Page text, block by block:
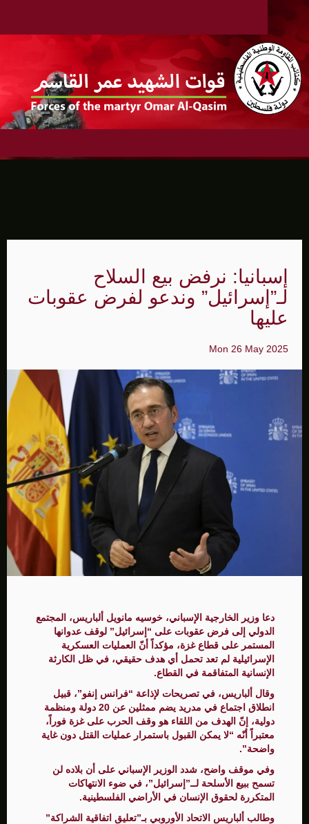
إسبانيا: نرفض بيع السلاح
لـ”إسرائيل” وندعو لفرض عقوبات
عليها
Mon 26 May 2025
دعا وزير الخارجية الإسباني، خوسيه مانويل ألباريس، المجتمع
الدولي إلى فرض عقوبات على “إسرائيل” لوقف عدوانها
المستمر على قطاع غزة، مؤكداً أنّ العمليات العسكرية
الإسرائيلية لم تعد تحمل أي هدف حقيقي، في ظل الكارثة
الإنسانية المتفاقمة في القطاع.
وقال ألباريس، في تصريحات لإذاعة “فرانس إنفو”، قبيل
انطلاق اجتماع في مدريد يضم ممثلين عن 20 دولة ومنظمة
دولية، إنّ الهدف من اللقاء هو وقف الحرب على غزة فوراً،
معتبراً أنّه “لا يمكن القبول باستمرار عمليات القتل دون غاية
واضحة”.
وفي موقف واضح، شدد الوزير الإسباني على أن بلاده لن
تسمح ببيع الأسلحة لــ”إسرائيل”، في ضوء الانتهاكات
المتكررة لحقوق الإنسان في الأراضي الفلسطينية.
وطالب ألباريس الاتحاد الأوروبي بـ”تعليق اتفاقية الشراكة”